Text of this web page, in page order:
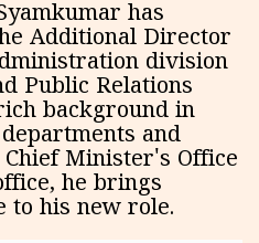
has
Additional Director
division
Public Relations
background in
and
Minister's Office
he brings
to his new role.